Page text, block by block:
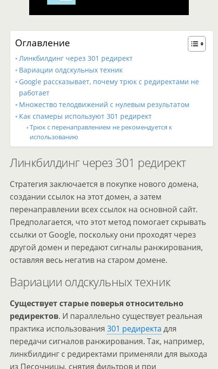
Оглавление
Линкбилдинг через 301 редирект
Вариации олдскульных техник
Google рассказывает, почему трюк с редиректами не
работает
Множество телодвижений с нулевым результатом
Как спамеры используют 301 редирект
Трюк с перенаправлением не рекомендуется к
использованию
Линкбилдинг через 301 редирект
Стратегия заключается в покупке нового домена,
создании ссылок на этот домен, а затем
перенаправлении всех ссылок на основной сайт.
Предполагается, что этот метод помогает скрывать
ссылки от Google, поскольку они проходят через
другой домен и передают сигналы ранжирования,
оставляя весь негатив на старом домене.
Вариации олдскульных техник
Существует старые поверья относительно
редиректов. И параллельно существует реальная
практика использования 301 редиректа для
передачи сигналов ранжирования. Так, например,
линкбилдинг с редиректами применяли для выхода
из Песочницы, снятия фильтров и при